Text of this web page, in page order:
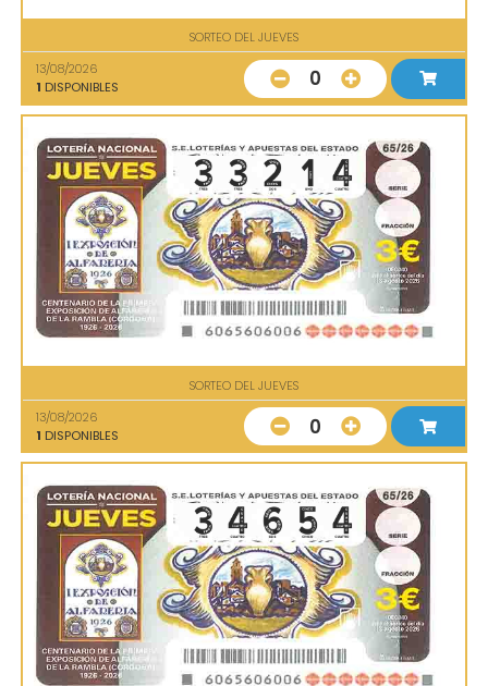
SORTEO DEL JUEVES
13/08/2026
1 DISPONIBLES 0
SORTEO DEL JUEVES
13/08/2026
1 DISPONIBLES 0